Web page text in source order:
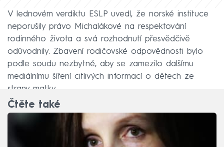
V lednovém verdiktu ESLP uvedl, že norské instituce
neporušily právo Michalákové na respektování
rodinného života a svá rozhodnutí přesvědčivě
odůvodnily. Zbavení rodičovské odpovědnosti bylo
podle soudu nezbytné, aby se zamezilo dalšímu
mediálnímu šíření citlivých informací o dětech ze
strany matky.
Čtěte také